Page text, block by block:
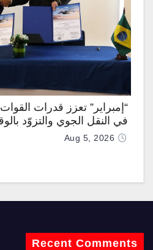
“إمبراير” تعزز قدرات القوات
في النقل الجوي والتزوّد
تزويدها بطائرتي “كيه سي-390 ميلينيوم”
Aug 5, 2026
Recent Comments